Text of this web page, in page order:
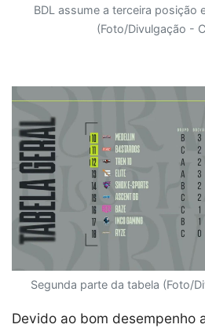
BDL assume a terceira posição
(Foto/Divulgação -
Segunda parte da tabela (Foto/
Devido ao bom desempenho